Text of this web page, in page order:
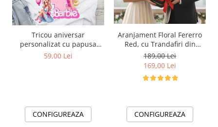
Tricou aniversar
personalizat cu papusa
Barbie TAN1011
59,00 Lei
CONFIGUREAZA
Aranjament Floral Fererro
Red, cu Trandafiri din
sapun
189,00 Lei
169,00 Lei
CONFIGUREAZA